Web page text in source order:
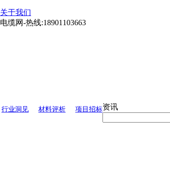
关于我们
电缆网-热线:18901103663
行业洞见 材料评析 项目招标资讯